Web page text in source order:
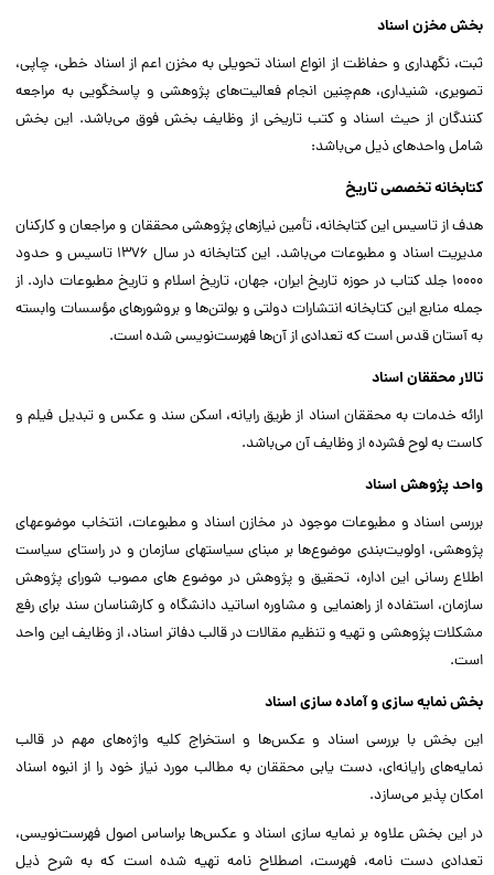
بخش مخزن اسناد
ثبت، نگهداری و حفاظت از انواع اسناد تحویلی به مخزن اعم از اسناد خطی، چاپی،
تصویری، شنیداری، هم‌چنین انجام فعالیت‌های پژوهشی و پاسخگویی به مراجعه
کنندگان از حیث اسناد و کتب تاریخی از وظایف بخش فوق می‌باشد. این بخش
شامل واحدهای ذیل می‌باشد:
کتابخانه تخصصی تاریخ
هدف از تاسیس این کتابخانه، تأمین نیازهای پژوهشی محققان و مراجعان و کارکنان
مدیریت اسناد و مطبوعات می‌باشد. این کتابخانه در سال ۱۳۷۶ تاسیس و حدود
۱۰۰۰۰ جلد کتاب در حوزه تاریخ ایران، جهان، تاریخ اسلام و تاریخ مطبوعات دارد. از
جمله منابع این کتابخانه انتشارات دولتی و بولتن‌ها و بروشورهای مؤسسات وابسته
به آستان قدس است که تعدادی از آن‌ها فهرست‌نویسی شده است.
تالار محققان اسناد
ارائه خدمات به محققان اسناد از طریق رایانه، اسکن سند و عکس و تبدیل فیلم و
کاست به لوح فشرده از وظایف آن می‌باشد.
واحد پژوهش اسناد
بررسی اسناد و مطبوعات موجود در مخازن اسناد و مطبوعات، انتخاب موضوعهای
پژوهشی، اولویت‌بندی موضوع‌ها بر مبنای سیاستهای سازمان و در راستای سیاست
اطلاع رسانی این اداره، تحقیق و پژوهش در موضوع های مصوب شورای پژوهش
سازمان، استفاده از راهنمایی و مشاوره اساتید دانشگاه و کار‌شناسان سند برای رفع
مشکلات پژوهشی و تهیه و تنظیم مقالات در قالب دفا‌تر اسناد، از وظایف این واحد
است.
بخش نمایه سازی و آماده سازی اسناد
این بخش با بررسی اسناد و عکس‌ها و استخراج کلیه واژه‌های مهم در قالب
نمایه‌های رایانه‌ای، دست یابی محققان به مطالب مورد نیاز خود را از انبوه اسناد
امکان پذیر می‌سازد.
در این بخش علاوه بر نمایه سازی اسناد و عکس‌ها براساس اصول فهرست‌نویسی،
تعدادی دست نامه، فهرست، اصطلاح نامه تهیه شده است که به شرح ذیل